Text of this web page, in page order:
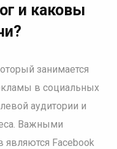
и каковы
занимается
в социальных
аудитории и
Важными
являются Facebook